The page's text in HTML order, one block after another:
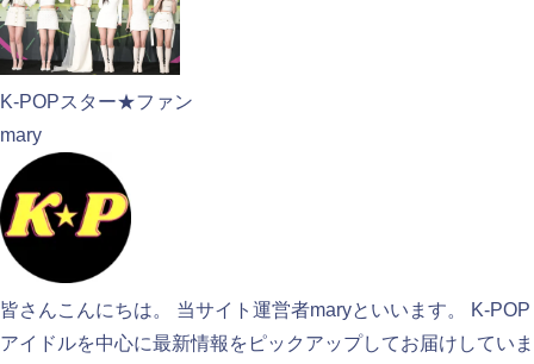
K-POPスター★ファン
mary
皆さんこんにちは。 当サイト運営者maryといいます。 K-POP
アイドルを中心に最新情報をピックアップしてお届けしていま